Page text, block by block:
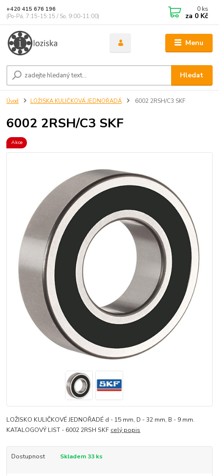
Menu
Hledat
+420 415 676 196
(Po-Pá, 7:15-15:15 / So, 9:00-11:00)
0 ks
za 0 Kč
Úvod LOŽISKA KULIČKOVÁ JEDNOŘADÁ 6002 2RSH/C3 SKF
6002 2RSH/C3 SKF
Akce
LOŽISKO KULIČKOVÉ JEDNOŘADÉ d - 15 mm, D - 32 mm, B - 9 mm.
KATALOGOVÝ LIST - 6002 2RSH SKF celý popis
Dostupnost Skladem 33 ks